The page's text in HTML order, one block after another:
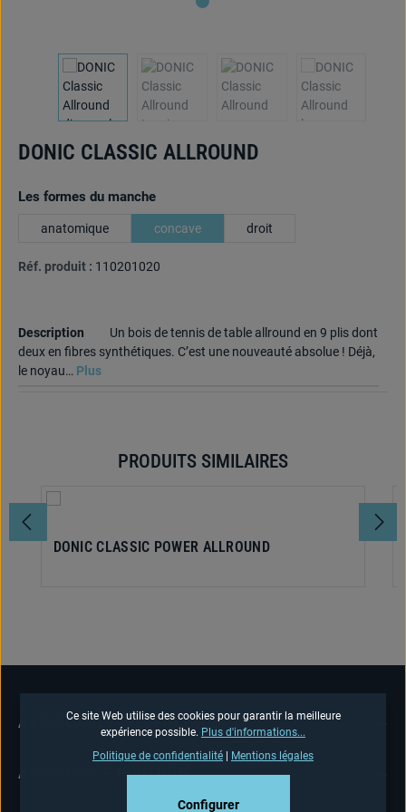
DONIC CLASSIC ALLROUND
Sélectionnez
Les formes du manche
anatomique concave droit
Réf. produit : 110201020
Description
Un bois de tennis de table allround en 9 plis dont
deux en fibres synthétiques. C’est une nouveauté absolue ! Déjà,
le noyau… Plus
Ignorer la galerie de produitsPRODUITS SIMILAIRES
DONIC CLASSIC POWER ALLROUND
ASSISTANCE TÉLÉPHONIQUE
ASSISTANCE BOUTIQUE
Ce site Web utilise des cookies pour garantir la meilleure
expérience possible. Plus d'informations...
Politique de confidentialité
Mentions légales
Configurer